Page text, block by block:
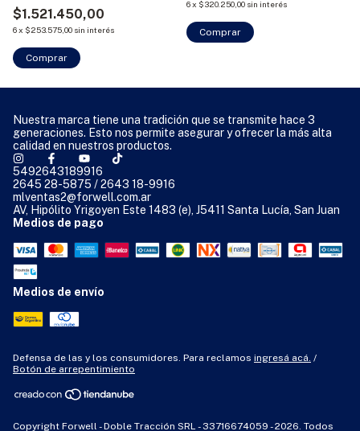
$1.521.450,00
6x $253.575,00 sin interés
Comprar
6x $320.250,00 sin interés
Comprar
Nuestra marca tiene una tradición que se transmite hace 3
generaciones. Esto nos permite asegurar y ofrecer la más alta
calidad en nuestros productos.
5492643189916
2645 28-5875 / 2643 18-9916
mlventas2@forwell.com.ar
AV, Hipólito Yrigoyen Este 1483 (e), J5411 Santa Lucía, San Juan
Medios de pago
Medios de envío
Defensa de las y los consumidores. Para reclamos ingresá acá. /
Botón de arrepentimiento
Copyright Forwell - Doble Tracción SRL - 33716674059 - 2026. Todos